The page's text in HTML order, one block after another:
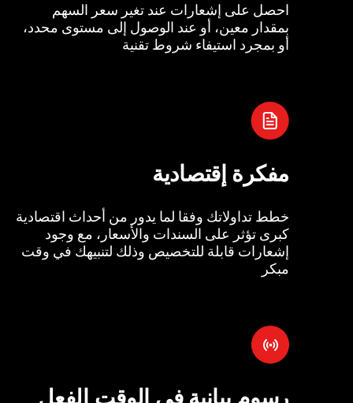
احصل على إشعارات عند تغير سعر السهم
بمقدار معين، أو عند الوصول إلى مستوى محدد،
أو بمجرد استيفاء شروط تقنية
مفكرة إقتصادية
خطط تداولاتك وفقا لما يدور من أحداث اقتصادية
كبرى تؤثر على السندات والأسعار، مع وجود
إشعارات قابلة للتخصيص وذلك لتنبيهك في وقت
مبكر
رسوم بيانية في الوقت الفعل